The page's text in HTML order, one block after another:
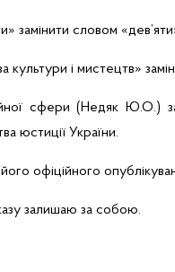
замінити словом
культури і мистецтв»
сфери ( Недяк Ю.О.)
юстиції України.
офіційного
залишаю за собою.